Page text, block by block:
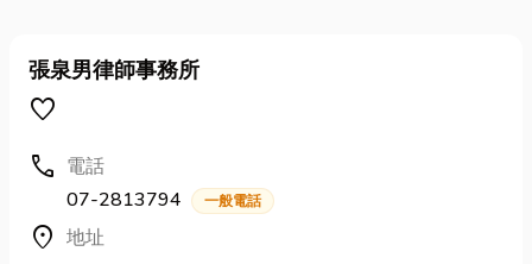
張泉男律師事務所
favorite
call 電話
07-2813794
一般電話
location_on 地址